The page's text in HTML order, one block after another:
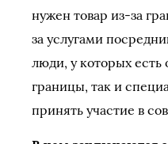
нужен товар из-за
за услугами
люди, у которых есть
границы, так и
принять участие в